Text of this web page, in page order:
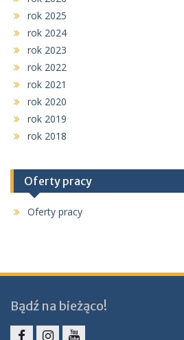
rok 2025
rok 2024
rok 2023
rok 2022
rok 2021
rok 2020
rok 2019
rok 2018
Oferty pracy
Oferty pracy
Bądź na bieżąco!